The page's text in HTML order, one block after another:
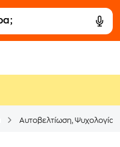
Αυτοβελτίωση, Ψυχολογία